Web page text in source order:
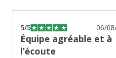
5/5 06/
Équipe agréable et à
l’écoute